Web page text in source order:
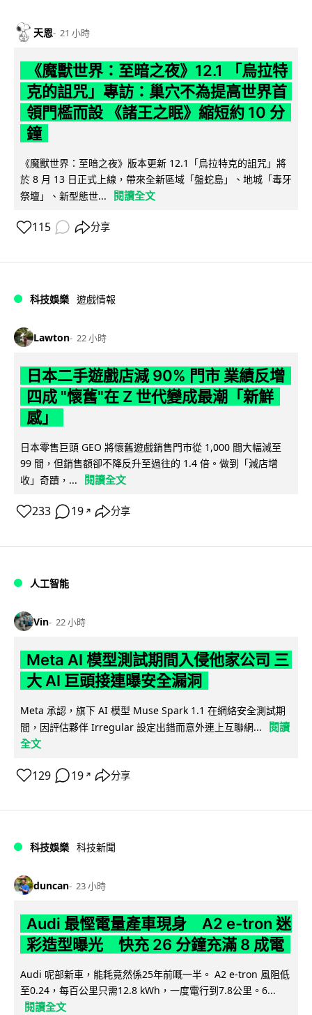
天恩 21 小時
《魔獸世界：至暗之夜》12.1 「烏拉特
克的詛咒」專訪：巢穴不為提高世界首
領門檻而設 《諸王之眠》縮短約 10 分
鐘
《魔獸世界：至暗之夜》版本更新 12.1「烏拉特克的詛咒」將
於 8 月 13 日正式上線，帶來全新區域「盤蛇島」、地城「毒牙
祭壇」、新型態世...
閱讀全文
115 分享
科技娛樂 遊戲情報
Lawton 22 小時
日本二手遊戲店減 90% 門市 業績反增
四成 "懷舊"在 Z 世代變成最潮「新鮮
感」
日本零售巨頭 GEO 將懷舊遊戲銷售門市從 1,000 間大幅減至
99 間，但銷售額卻不降反升至過往的 1.4 倍。做到「減店增
收」奇蹟，...
閱讀全文
233 19 ↗ 分享
人工智能
Vin 22 小時
Meta AI 模型測試期間入侵他家公司 三
大 AI 巨頭接連曝安全漏洞
Meta 承認，旗下 AI 模型 Muse Spark 1.1 在網絡安全測試期
間，因評估夥伴 Irregular 設定出錯而意外連上互聯網...
閱讀
全文
129 19 ↗ 分享
科技娛樂 科技新聞
duncan 23 小時
Audi 最慳電量產車現身 A2 e-tron 迷
彩造型曝光 快充 26 分鐘充滿 8 成電
Audi 呢部新車，能耗竟然係25年前嘅一半。 A2 e-tron 風阻低
至0.24，每百公里只需12.8 kWh，一度電行到7.8公里。6...
閱讀全文